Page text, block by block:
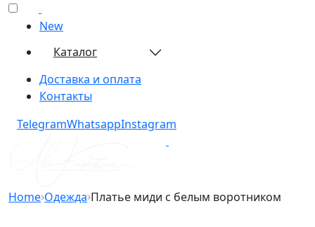
New
Каталог
Доставка и оплата
Контакты
Telegram​Whatsapp​Instagram​
Home Одежда Платье миди с белым воротником